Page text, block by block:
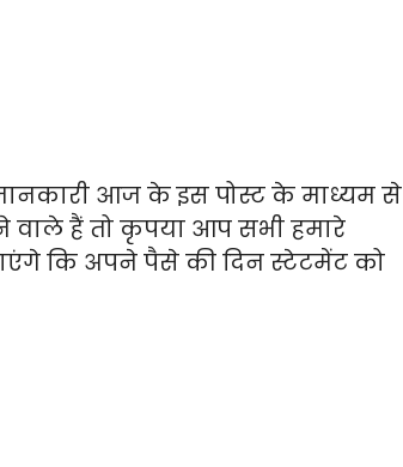
आज के इस पोस्ट के माध्यम से
हैं तो कृपया आप सभी हमारे
कि अपने पैसे की दिन स्टेटमेंट को